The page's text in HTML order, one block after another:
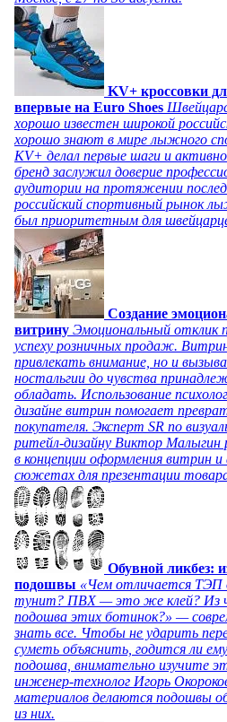
KV+ кроссовки
впервые на Euro Shoes
хорошо известен широкой
хорошо знают в мире лыжного
KV+ делал первые шаги и
бренд заслужил доверие
аудитории на протяжении
российский спортивный рынок
был приоритетным для
Создание
витрину Эмоциональный отклик
успеху розничных продаж.
привлекать внимание, но и
ностальгии до чувства
обладать. Использование
дизайне витрин помогает
покупателя. Эксперт SR по
ритейл-дизайну Виктор Малыгин
в концепции оформления витрин
сюжетах для презентации
Обувной ликбез:
подошвы «Чем отличается
тунит? ПВХ — это же клей? Из
подошва этих ботинок?» —
знать все. Чтобы не ударить
суметь объяснить, годится ли
подошва, внимательно изучите
инженер-технолог Игорь
материалов делаются подошвы
из них.